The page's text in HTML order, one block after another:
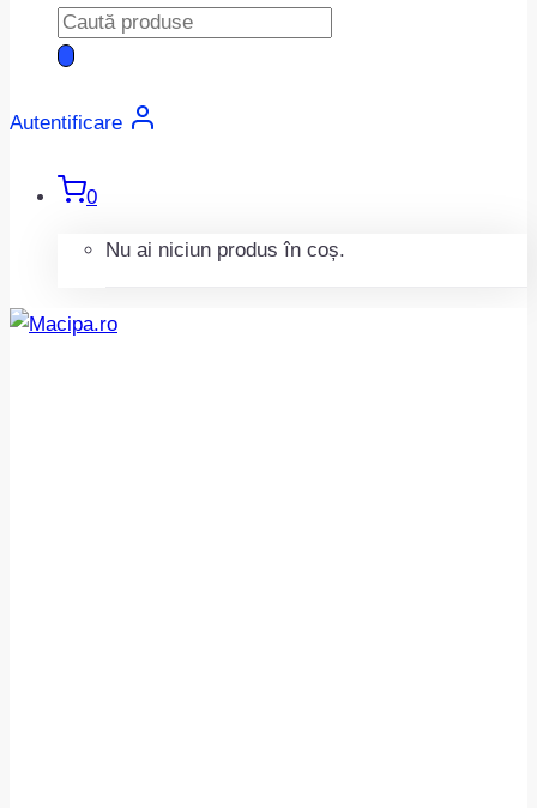
Products
search
Autentificare
0
Nu ai niciun produs în coș.